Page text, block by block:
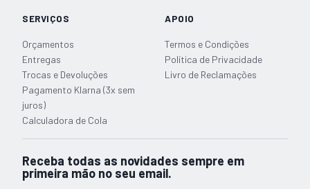
SERVIÇOS
Orçamentos
Entregas
Trocas e Devoluções
Pagamento Klarna (3x sem
juros)
Calculadora de Cola
APOIO
Termos e Condições
Política de Privacidade
Livro de Reclamações
Receba todas as novidades sempre em
primeira mão no seu email.